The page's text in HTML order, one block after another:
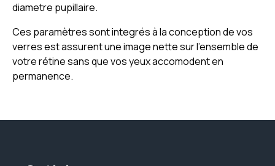
diametre pupillaire.
Ces paramètres sont integrés à la conception de vos
verres est assurent une image nette sur l'ensemble de
votre rétine sans que vos yeux accomodent en
permanence.